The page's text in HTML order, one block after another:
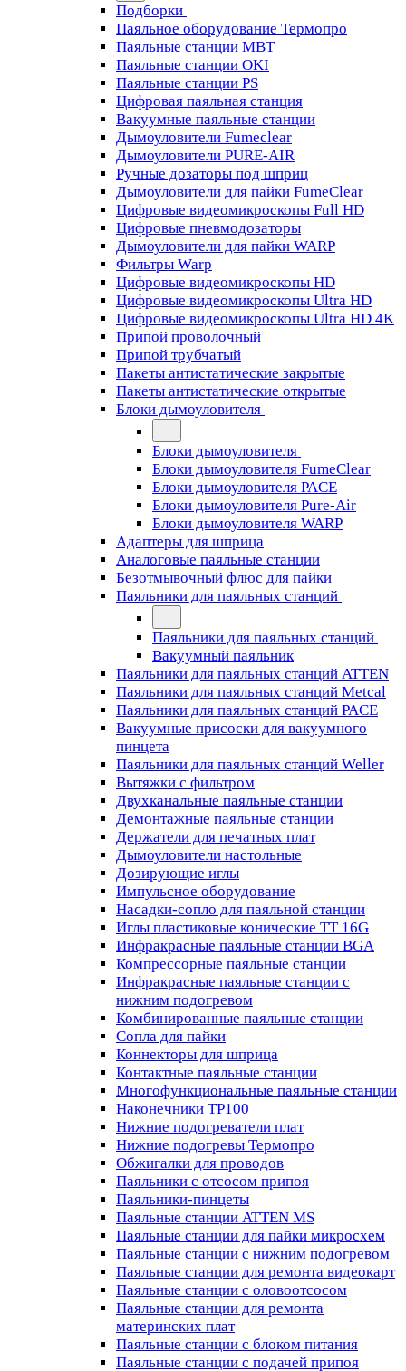
Подборки
Паяльное оборудование Термопро
Паяльные станции MBT
Паяльные станции OKI
Паяльные станции PS
Цифровая паяльная станция
Вакуумные паяльные станции
Дымоуловители Fumeclear
Дымоуловители PURE-AIR
Ручные дозаторы под шприц
Дымоуловители для пайки FumeClear
Цифровые видеомикроскопы Full HD
Цифровые пневмодозаторы
Дымоуловители для пайки WARP
Фильтры Warp
Цифровые видеомикроскопы HD
Цифровые видеомикроскопы Ultra HD
Цифровые видеомикроскопы Ultra HD 4K
Припой проволочный
Припой трубчатый
Пакеты антистатические закрытые
Пакеты антистатические открытые
Блоки дымоуловителя
Блоки дымоуловителя
Блоки дымоуловителя FumeClear
Блоки дымоуловителя PACE
Блоки дымоуловителя Pure-Air
Блоки дымоуловителя WARP
Адаптеры для шприца
Аналоговые паяльные станции
Безотмывочный флюс для пайки
Паяльники для паяльных станций
Паяльники для паяльных станций
Вакуумный паяльник
Паяльники для паяльных станций ATTEN
Паяльники для паяльных станций Metcal
Паяльники для паяльных станций PACE
Вакуумные присоски для вакуумного
пинцета
Паяльники для паяльных станций Weller
Вытяжки с фильтром
Двухканальные паяльные станции
Демонтажные паяльные станции
Держатели для печатных плат
Дымоуловители настольные
Дозирующие иглы
Импульсное оборудование
Насадки-сопло для паяльной станции
Иглы пластиковые конические TT 16G
Инфракрасные паяльные станции BGA
Компрессорные паяльные станции
Инфракрасные паяльные станции с
нижним подогревом
Комбинированные паяльные станции
Сопла для пайки
Коннекторы для шприца
Контактные паяльные станции
Многофункциональные паяльные станции
Наконечники TP100
Нижние подогреватели плат
Нижние подогревы Термопро
Обжигалки для проводов
Паяльники с отсосом припоя
Паяльники-пинцеты
Паяльные станции ATTEN MS
Паяльные станции для пайки микросхем
Паяльные станции с нижним подогревом
Паяльные станции для ремонта видеокарт
Паяльные станции с оловоотсосом
Паяльные станции для ремонта
материнских плат
Паяльные станции с блоком питания
Паяльные станции с подачей припоя